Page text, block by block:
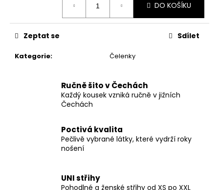
DO KOŠÍKU
Kategorie: Čelenky
Zeptat se Sdílet
Ručně šito v Čechách
Každý kousek vzniká ručně v jižních
Čechách
Poctivá kvalita
Pečlivě vybrané látky, které vydrží roky
nošení
UNI střihy
Pohodlné a ženské střihy od XS po XXL